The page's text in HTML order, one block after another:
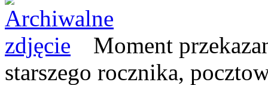
Moment
starszego rocznika,